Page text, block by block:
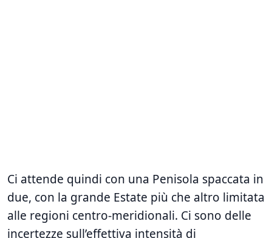
Ci attende quindi con una Penisola spaccata in
due, con la grande Estate più che altro limitata
alle regioni centro-meridionali. Ci sono delle
incertezze sull’effettiva intensità di